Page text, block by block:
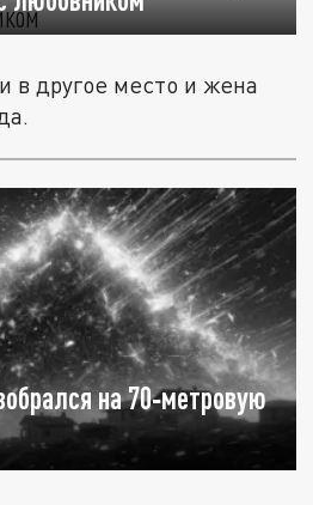
в другое место и жена
на 70‑метровую